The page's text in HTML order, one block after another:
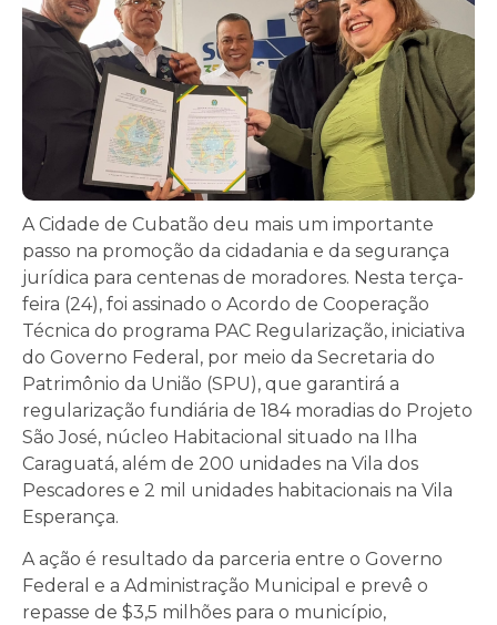
A Cidade de Cubatão deu mais um importante
passo na promoção da cidadania e da segurança
jurídica para centenas de moradores. Nesta terça-
feira (24), foi assinado o Acordo de Cooperação
Técnica do programa PAC Regularização, iniciativa
do Governo Federal, por meio da Secretaria do
Patrimônio da União (SPU), que garantirá a
regularização fundiária de 184 moradias do Projeto
São José, núcleo Habitacional situado na Ilha
Caraguatá, além de 200 unidades na Vila dos
Pescadores e 2 mil unidades habitacionais na Vila
Esperança.
A ação é resultado da parceria entre o Governo
Federal e a Administração Municipal e prevê o
repasse de $3,5 milhões para o município,